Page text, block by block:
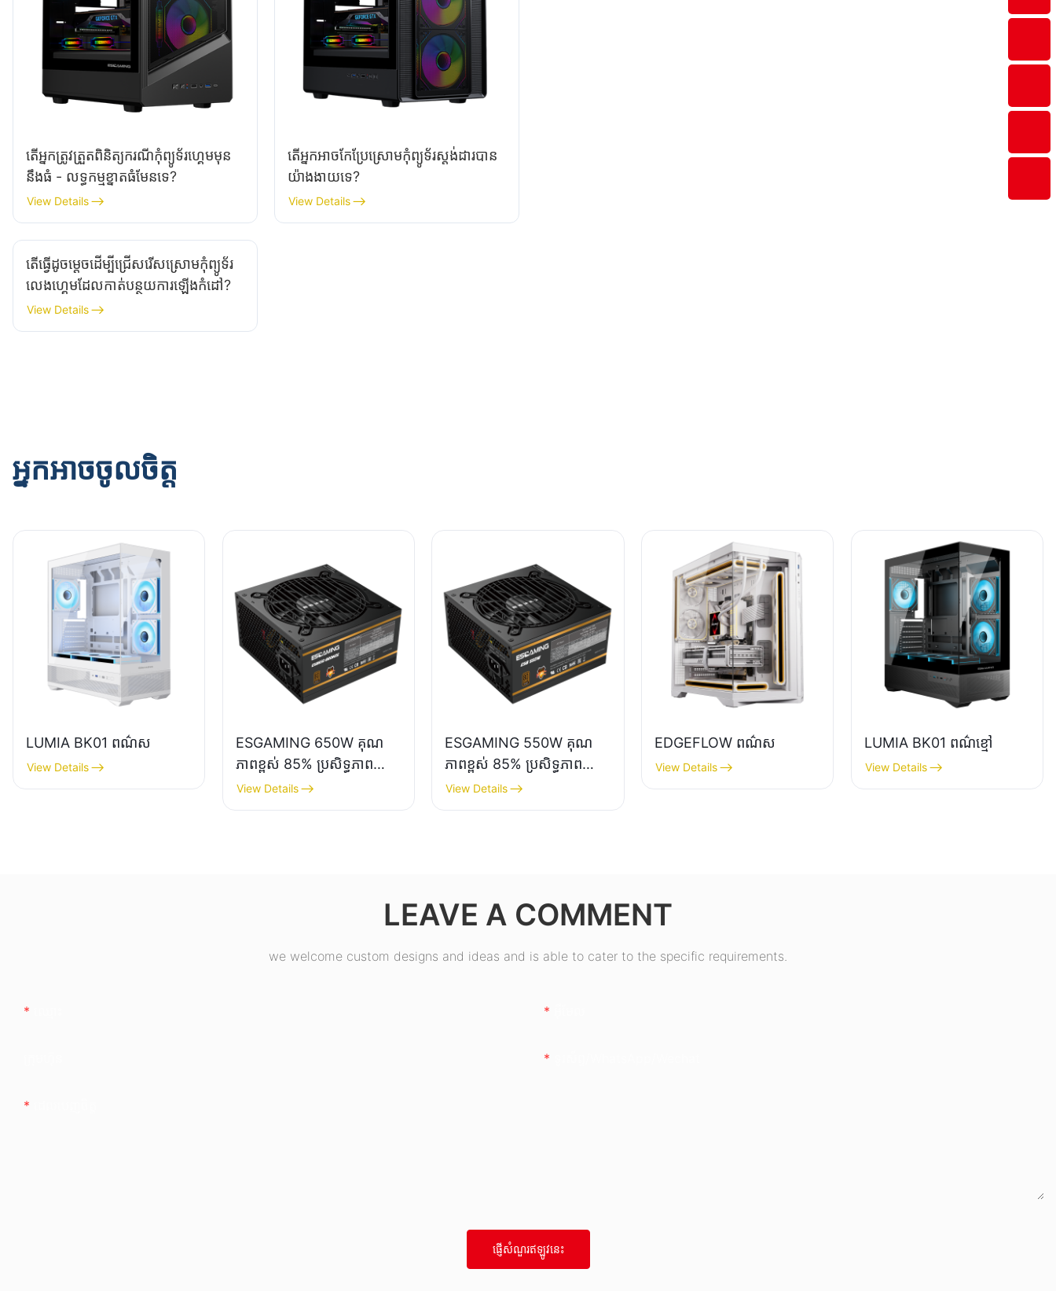
តើអ្នកត្រូវត្រួតពិនិត្យករណីកុំព្យូទ័រហ្គេមមុន
នឹងធំ - លទ្ធកម្មខ្នាតធំមែនទេ?
View Details
តើ​អ្នក​អាច​កែប្រែ​ស្រោម​កុំព្យូទ័រ​ស្តង់ដារ​បាន​
យ៉ាង​ងាយ​ទេ?
View Details
តើធ្វើដូចម្តេចដើម្បីជ្រើសរើសស្រោមកុំព្យូទ័រ
លេងហ្គេមដែលកាត់បន្ថយការឡើងកំដៅ?
View Details
អ្នកអាចចូលចិត្ត
LUMIA BK01 ពណ៌ស
View Details
ESGAMING 650W គុណ
ភាពខ្ពស់ 85% ប្រសិទ្ធភាព
80+ Bronze សម្រាប់កុំ
ព្យូទ័រលើតុ ផ្គត់ផ្គង់ថាមពល
View Details
ESGAMING 550W គុណ
ភាពខ្ពស់ 85% ប្រសិទ្ធភាព
80+ សំរិទ្ធ ផ្គត់ផ្គង់ថាមពលកុំ
ព្យូទ័រលើតុ ESB550W
View Details
EDGEFLOW ពណ៌ស
View Details
LUMIA BK01 ពណ៌ខ្មៅ
View Details
LEAVE A COMMENT
we welcome custom designs and ideas and is able to cater to the specific requirements.
ផ្ញើសំណួរឥឡូវនេះ